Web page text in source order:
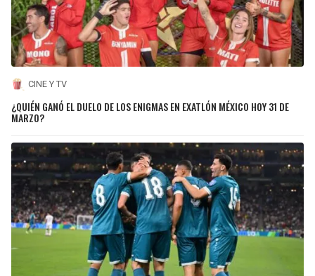
CINE Y TV
¿QUIÉN GANÓ EL DUELO DE LOS ENIGMAS EN EXATLÓN MÉXICO HOY 31 DE
MARZO?